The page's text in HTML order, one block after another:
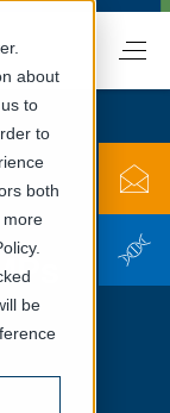
about
to
to
both
more
be